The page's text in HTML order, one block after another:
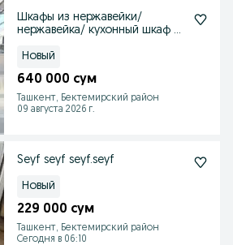
Шкафы из нержавейки/
нержавейка/ кухонный шкаф из
Новый
640 000 сум
Ташкент, Бектемирский район
09 августа 2026 г.
Seyf seyf seyf.seyf
Новый
229 000 сум
Ташкент, Бектемирский район
Сегодня в 06:10